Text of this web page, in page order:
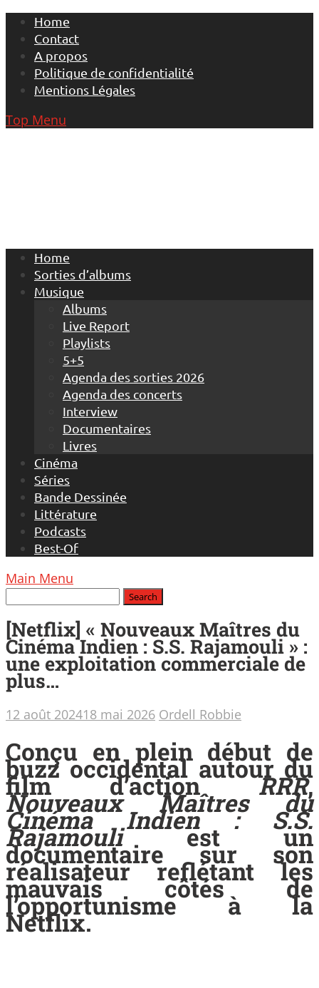
Skip
content
Home
Contact
A propos
Politique de confidentialité
Mentions Légales
Top Menu
Home
Sorties d’albums
Musique
Albums
Live Report
Playlists
5+5
Agenda des sorties 2026
Agenda des concerts
Interview
Documentaires
Livres
Cinéma
Séries
Bande Dessinée
Littérature
Podcasts
Best-Of
Main Menu
[Netflix] « Nouveaux Maîtres du
Cinéma Indien : S.S. Rajamouli » :
une exploitation commerciale de
plus…
12 août 202418 mai 2026 Ordell Robbie
Conçu en plein début de
buzz occidental autour du
film d’actionRRR,
Nouveaux Maîtres du
Cinéma Indien : S.S.
Rajamouliest un
documentaire sur son
réalisateur reflétant les
mauvais côtés de
l’opportunisme à la
Netflix.